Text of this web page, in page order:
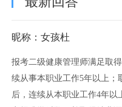
昵称：女孩杜
报考二级健康管理师满足取
续从事本职业工作5年以上；
后，连续从本职业工作4年